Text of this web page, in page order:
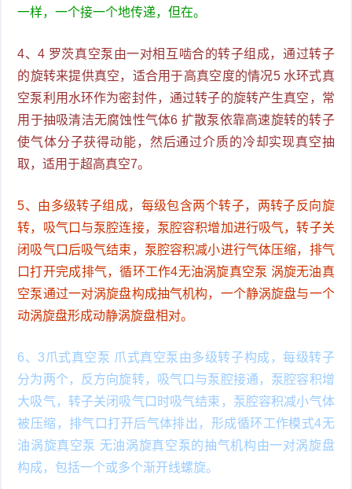
一样，一个接一个地传递，但在。
4、4 罗茨真空泵由一对相互啮合的转子组成，通过转子
的旋转来提供真空，适合用于高真空度的情况5 水环式真
空泵利用水环作为密封件，通过转子的旋转产生真空，常
用于抽吸清洁无腐蚀性气体6 扩散泵依靠高速旋转的转子
使气体分子获得动能，然后通过介质的冷却实现真空抽
取，适用于超高真空7。
5、由多级转子组成，每级包含两个转子，两转子反向旋
转，吸气口与泵腔连接，泵腔容积增加进行吸气，转子关
闭吸气口后吸气结束，泵腔容积减小进行气体压缩，排气
口打开完成排气，循环工作4无油涡旋真空泵 涡旋无油真
空泵通过一对涡旋盘构成抽气机构，一个静涡旋盘与一个
动涡旋盘形成动静涡旋盘相对。
6、3爪式真空泵 爪式真空泵由多级转子构成，每级转子
分为两个，反方向旋转，吸气口与泵腔接通，泵腔容积增
大吸气，转子关闭吸气口时吸气结束，泵腔容积减小气体
被压缩，排气口打开后气体排出，形成循环工作模式4无
油涡旋真空泵 无油涡旋真空泵的抽气机构由一对涡旋盘
构成，包括一个或多个渐开线螺旋。